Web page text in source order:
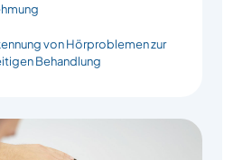
von Hörproblemen zur
Behandlung